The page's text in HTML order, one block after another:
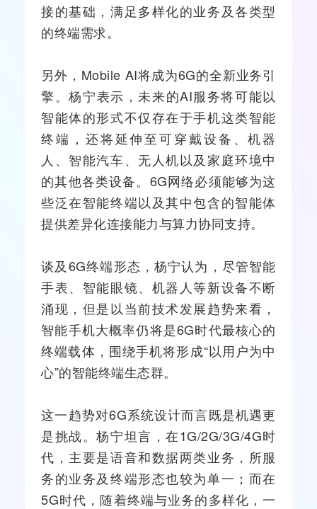
接的基础，满足多样化的业务及各类型
的终端需求。
另外，Mobile AI将成为6G的全新业务引
擎。杨宁表示，未来的AI服务将可能以
智能体的形式不仅存在于手机这类智能
终端，还将延伸至可穿戴设备、机器
人、智能汽车、无人机以及家庭环境中
的其他各类设备。6G网络必须能够为这
些泛在智能终端以及其中包含的智能体
提供差异化连接能力与算力协同支持。
谈及6G终端形态，杨宁认为，尽管智能
手表、智能眼镜、机器人等新设备不断
涌现，但是以当前技术发展趋势来看，
智能手机大概率仍将是6G时代最核心的
终端载体，围绕手机将形成“以用户为中
心”的智能终端生态群。
这一趋势对6G系统设计而言既是机遇更
是挑战。杨宁坦言，在1G/2G/3G/4G时
代，主要是语音和数据两类业务，所服
务的业务及终端形态也较为单一；而在
5G时代，随着终端与业务的多样化，一